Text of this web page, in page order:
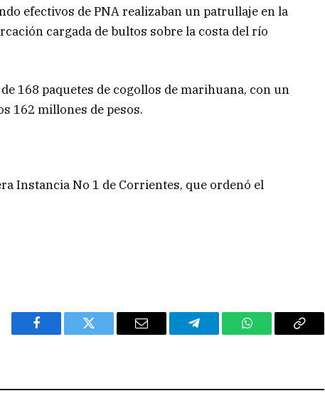
efectivos de PNA realizaban un patrullaje en la
cargada de bultos sobre la costa del río
168 paquetes de cogollos de marihuana, con un
162 millones de pesos.
Instancia No 1 de Corrientes, que ordenó el
Facebook Twitter Email Telegram WhatsAppCopy